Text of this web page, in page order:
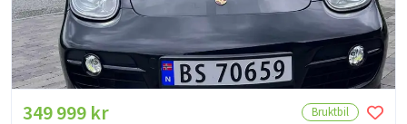
349 999 kr Bruktbil